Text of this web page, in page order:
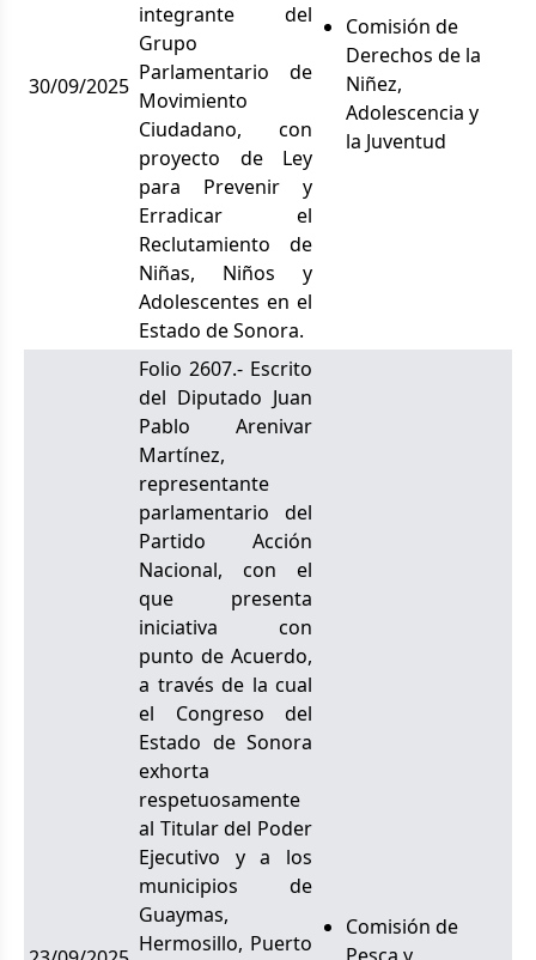
30/09/2025
integrante del
Grupo
Parlamentario de
Movimiento
Ciudadano, con
proyecto de Ley
para Prevenir y
Erradicar el
Reclutamiento de
Niñas, Niños y
Adolescentes en el
Estado de Sonora.
Comisión de
Derechos de la
Niñez,
Adolescencia y
la Juventud
Folio 2607.- Escrito
del Diputado Juan
Pablo Arenivar
Martínez,
representante
parlamentario del
Partido Acción
Nacional, con el
que presenta
iniciativa con
punto de Acuerdo,
a través de la cual
el Congreso del
Estado de Sonora
exhorta
respetuosamente
al Titular del Poder
Ejecutivo y a los
municipios de
Guaymas,
Hermosillo, Puerto
Comisión de